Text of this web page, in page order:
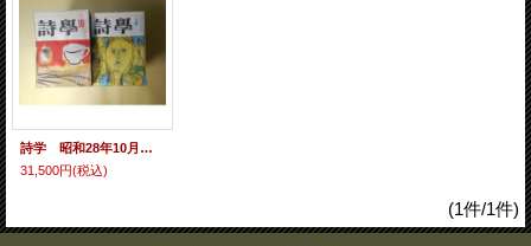
詩学 昭和28年10月〜昭和34年度詩学年鑑（第8巻第10号〜14巻2号）のうち計63冊―人見勇追悼（扇谷義男）、二つの反駁（鮎川信夫）、二十代の発言（飯島耕一×高橋左近×谷川俊太郎×大岡信×中村稔×川崎洋×山本太郎×嵯峨信之×木原孝一）、戦後詩人論（大岡信）、現代詩人の問題（黒田三郎）、詩人の社会的責任ということ（鮎川信夫）、氷つた焔（清岡卓行）、新詩風土記（福井）（則武三雄）、五十代の発言（金子光晴×北園克衛×壷井繁治×村野四郎）、海港小景（衣更着信）、異数の世界（吉本隆明）、死の灰詩集論争の背景（鮎川信夫）、戦後詩人論（吉本隆明）、見えない配達夫（茨木のり子）ほか 稲並昌幸（城昌幸） 発行兼編輯人/鮎川信夫、飯島耕一×高橋左近×谷川俊太郎×大岡信×中村稔×川崎洋×山本太郎×嵯峨信之×木原孝一、吉本隆明、西脇順三郎、金井直、高野喜久雄、原條あき子、谷川俊太郎、井上多喜三郎、安東次男、長谷川龍生、那珂太郎、上田敏雄、小林善雄、三好豊一郎、茨木のり子、黒田三郎、北園克衛、谷川雁、永瀬清子、飯島耕一、大岡信、牟礼慶子、中村稔、山中散生、桑原圭介、吉野弘、港野喜代子、高田敏子、中江俊夫、中桐雅夫、丸山豊、岡崎清一郎、関根弘、黒部節子（転載）、白石かずこ、木下夕爾、鳥居良禅、菅原克己、天野忠、西川満、新川和江、岩田宏、堀川正美、粒来哲蔵、清水正一、笹原常与、牧羊子、田村隆一、石原吉郎、木津豊太郎、浜田遺太郎、野田理一、扇谷義男、清岡卓行、則武三雄、金子光晴×北園克衛×壷井繁治×村野四郎、衣更着信 ほか
31,500円(税込)
(1件/1件)